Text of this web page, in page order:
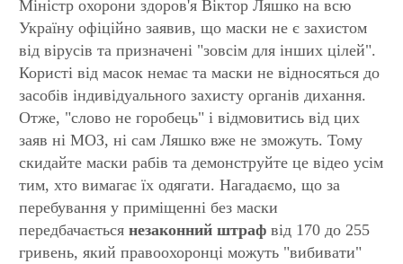
Міністр охорони здоров'я Віктор Ляшко на всю
Україну офіційно заявив, що маски не є захистом
від вірусів та призначені "зовсім для інших цілей".
Користі від масок немає та маски не відносяться до
засобів індивідуального захисту органів дихання.
Отже, "слово не горобець" і відмовитись від цих
заяв ні МОЗ, ні сам Ляшко вже не зможуть. Тому
скидайте маски рабів та демонструйте це відео усім
тим, хто вимагає їх одягати. Нагадаємо, що за
перебування у приміщенні без маски
передбачається незаконний штрафвід 170 до 255
гривень, який правоохоронці можуть "вибивати"